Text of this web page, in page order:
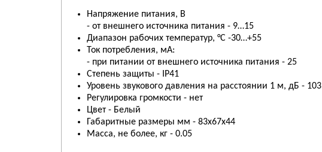
Напряжение питания, В
- от внешнего источника питания - 9…15
Диапазон рабочих температур, °С -30…+55
Ток потребления, мА:
- при питании от внешнего источника питания - 25
Степень защиты - IP41
Уровень звукового давления на расстоянии 1 м, дБ - 103
Регулировка громкости - нет
Цвет - Белый
Габаритные размеры мм - 83х67х44
Масса, не более, кг - 0.05